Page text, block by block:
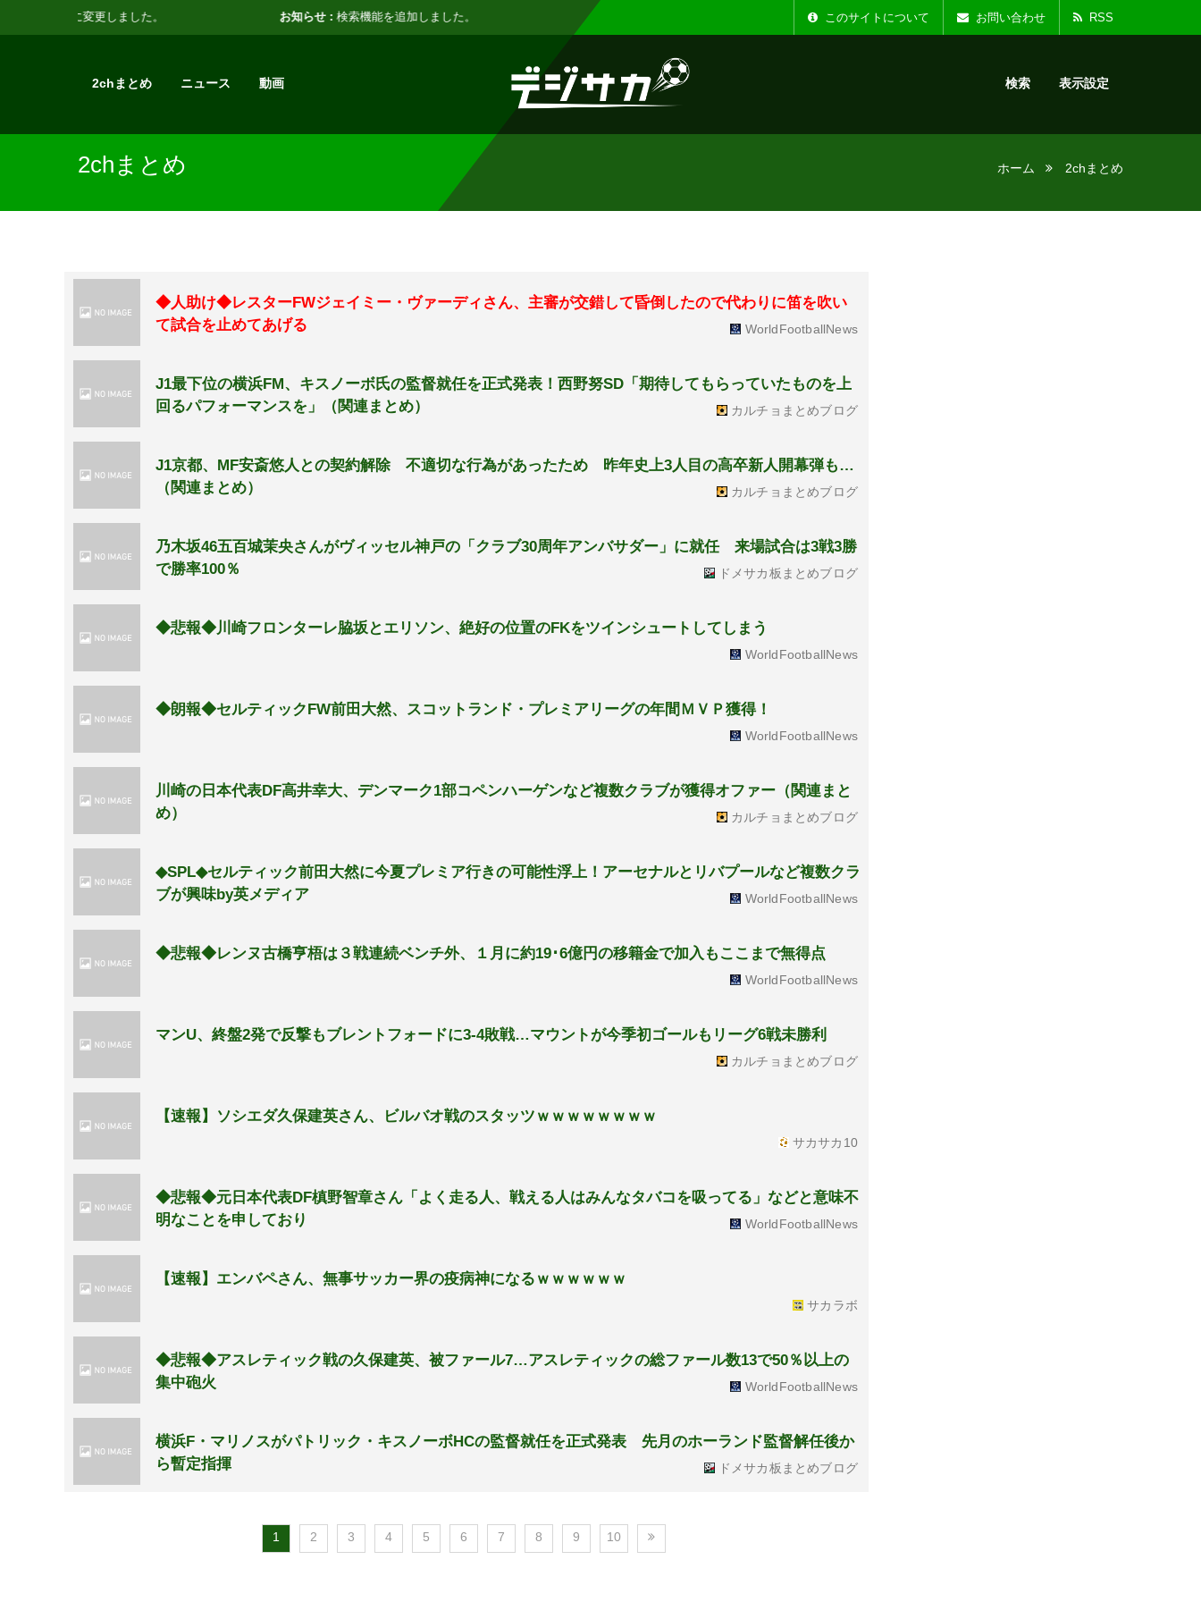
お知らせ :検索機能を追加しました。 表示設定機能を追加しました。 お知らせ :
このサイトについて お問い合わせ RSS
2chまとめ ニュース 動画 検索 表示設定
2chまとめ ホーム 2chまとめ
◆人助け◆レスターFWジェイミー・ヴァーディさん、主審が交錯して昏倒したので代わりに笛を吹い
て試合を止めてあげる
WorldFootballNews
J1最下位の横浜FM、キスノーボ氏の監督就任を正式発表！西野努SD「期待してもらっていたものを上
回るパフォーマンスを」（関連まとめ）
カルチョまとめブログ
J1京都、MF安斎悠人との契約解除 不適切な行為があったため 昨年史上3人目の高卒新人開幕弾も…
（関連まとめ）
カルチョまとめブログ
乃木坂46五百城茉央さんがヴィッセル神戸の「クラブ30周年アンバサダー」に就任 来場試合は3戦3勝
で勝率100％
ドメサカ板まとめブログ
◆悲報◆川崎フロンターレ脇坂とエリソン、絶好の位置のFKをツインシュートしてしまう
WorldFootballNews
◆朗報◆セルティックFW前田大然、スコットランド・プレミアリーグの年間ＭＶＰ獲得！
WorldFootballNews
川崎の日本代表DF高井幸大、デンマーク1部コペンハーゲンなど複数クラブが獲得オファー（関連まと
め）
カルチョまとめブログ
◆SPL◆セルティック前田大然に今夏プレミア行きの可能性浮上！アーセナルとリバプールなど複数クラ
ブが興味by英メディア
WorldFootballNews
◆悲報◆レンヌ古橋亨梧は３戦連続ベンチ外、１月に約19･6億円の移籍金で加入もここまで無得点
WorldFootballNews
マンU、終盤2発で反撃もブレントフォードに3-4敗戦…マウントが今季初ゴールもリーグ6戦未勝利
カルチョまとめブログ
【速報】ソシエダ久保建英さん、ビルバオ戦のスタッツｗｗｗｗｗｗｗｗ
サカサカ10
◆悲報◆元日本代表DF槙野智章さん「よく走る人、戦える人はみんなタバコを吸ってる」などと意味不
明なことを申しており
WorldFootballNews
【速報】エンバペさん、無事サッカー界の疫病神になる‍ｗｗｗ‍ｗｗｗ
サカラボ
◆悲報◆アスレティック戦の久保建英、被ファール7…アスレティックの総ファール数13で50％以上の
集中砲火
WorldFootballNews
横浜F・マリノスがパトリック・キスノーボHCの監督就任を正式発表 先月のホーランド監督解任後か
ら暫定指揮
ドメサカ板まとめブログ
1 2 3 4 5 6 7 8 9 10